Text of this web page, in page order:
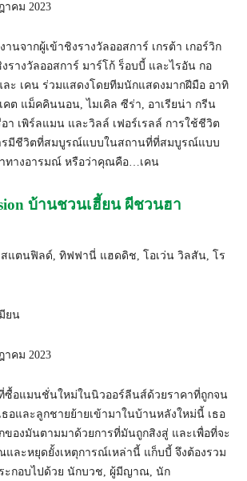
าคม 2023
านจากผู้เข้าชิงรางวัลออสการ์ เกรต้า เกอร์วิก
รางวัลออสการ์ มาร์โก้ ร็อบบี้ และไรอัน กอ
ะ เคน ร่วมแสดงโดยทีมนักแสดงมากฝีมือ อาทิ
เคต แม็คคินนอน, ไมเคิล ซีร่า, อาเรียน่า กรีน
า เพิร์ลแมน และวิลล์ เฟอร์เรลล์ การใช้ชีวิต
รมีชีวิตที่สมบูรณ์แบบในสถานที่ที่สมบูรณ์แบบ
ทางอารมณ์ หรือว่าคุณคือ…เคน
บ้านชวนเฮี้ยน ผีชวนฮา
แตนฟิลด์, ทิฟฟานี่ แฮดดิช, โอเว่น วิลสัน, โร
ยน
าคม 2023
ซื้อแมนชั่นใหม่ในนิวออร์ลีนส์ด้วยราคาที่ถูกจน
ธอและลูกชายย้ายเข้ามาในบ้านหลังใหม่นี้ เธอ
ของมันตามมาด้วยการที่มันถูกสิงสู่ และเพื่อที่จะ
ละหยุดยั้งเหตุการณ์เหล่านี้ แก็บบี้ จึงต้องรวม
ะกอบไปด้วย นักบวช, ผู้มีญาณ, นัก